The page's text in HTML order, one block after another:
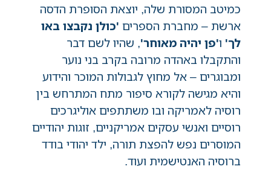
כמיטב המסורת שלה, יוצאת הסופרת הדסה
ארשת – מחברת הספרים 'כולן נקבצו באו
לך' ו'פן יהיה מאוחר', שהיו לשם דבר
והתקבלו באהדה מרובה בקרב בני נוער
ומבוגרים – אל מחוץ לגבולות המוכר והידוע
והיא מגישה לקורא סיפור מתח המתרחש בין
רוסיה לאמריקה ובו משתתפים אוליגרכים
רוסיים ואנשי עסקים אמריקניים, זוגות יהודיים
המוסרים נפש להפצת תורה, ילד יהודי בודד
ברוסיה האנטישמית ועוד.